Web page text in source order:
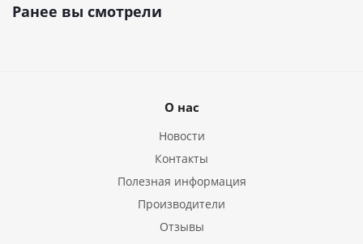
Ранее вы смотрели
О нас
Новости
Контакты
Полезная информация
Производители
Отзывы